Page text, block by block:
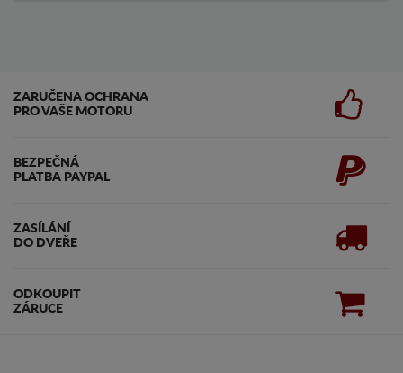
ZARUČENA OCHRANA
PRO VAŠE MOTORU
BEZPEČNÁ
PLATBA PAYPAL
ZASÍLÁNÍ
DO DVEŘE
ODKOUPIT
ZÁRUCE